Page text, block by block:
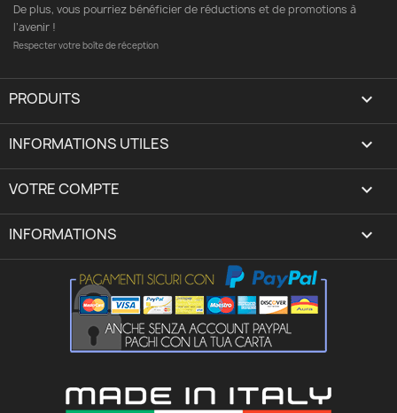
De plus, vous pourriez bénéficier de réductions et de promotions à
l’avenir !
Respecter votre boîte de réception
PRODUITS 
INFORMATIONS UTILES 
VOTRE COMPTE expand_more
INFORMATIONS keyboard_arrow_down